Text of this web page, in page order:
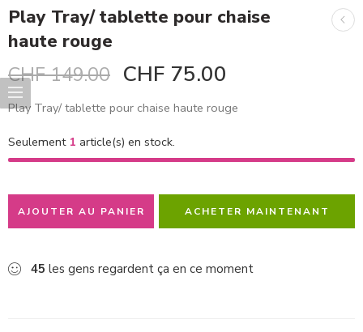
Play Tray/ tablette pour chaise
haute rouge
CHF149.00 CHF 75.00
Play Tray/ tablette pour chaise haute rouge
Seulement 1 article(s) en stock.
AJOUTER AU PANIER ACHETER MAINTENANT
45 les gens regardent ça en ce moment